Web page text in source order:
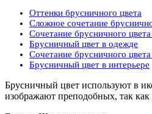
Оттенки брусничного цвета
Сложное сочетание
Сочетание брусничного
Брусничный цвет в одежде
Сочетание брусничного
Брусничный цвет в интерьере
Брусничный цвет используют в
изображают преподобных, так